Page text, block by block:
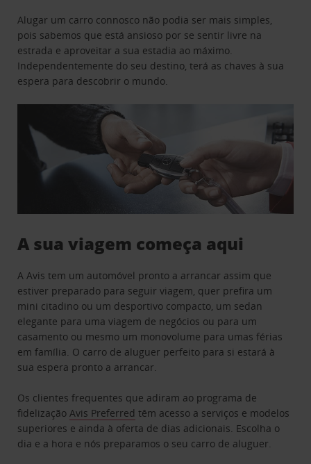
Alugar um carro connosco não podia ser mais simples,
pois sabemos que está ansioso por se sentir livre na
estrada e aproveitar a sua estadia ao máximo.
Independentemente do seu destino, terá as chaves à sua
espera para descobrir o mundo.
A sua viagem começa aqui
A Avis tem um automóvel pronto a arrancar assim que
estiver preparado para seguir viagem, quer prefira um
mini citadino ou um desportivo compacto, um sedan
elegante para uma viagem de negócios ou para um
casamento ou mesmo um monovolume para umas férias
em família. O carro de aluguer perfeito para si estará à
sua espera pronto a arrancar.
Os clientes frequentes que adiram ao programa de
fidelizaçãoAvis Preferred têm acesso a serviços e modelos
superiores e ainda à oferta de dias adicionais. Escolha o
dia e a hora e nós preparamos o seu carro de aluguer.